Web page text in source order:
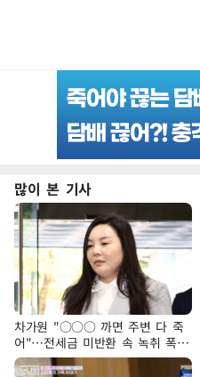
많이 본 기사
차가원 "○○○ 까면 주변 다 죽
어"…전세금 미반환 속 녹취 폭로
파장